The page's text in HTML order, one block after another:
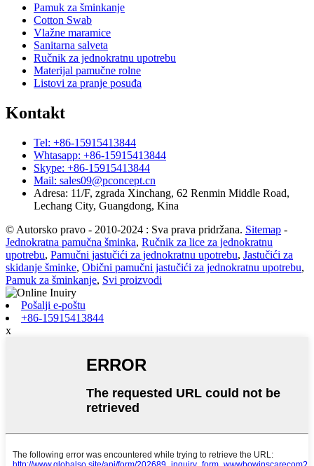
Pamuk za šminkanje
Cotton Swab
Vlažne maramice
Sanitarna salveta
Ručnik za jednokratnu upotrebu
Materijal pamučne rolne
Listovi za pranje posuđa
Kontakt
Tel: +86-15915413844
Whtasapp: +86-15915413844
Skype: +86-15915413844
Mail: sales09@pconcept.cn
Adresa: 11/F, zgrada Xinchang, 62 Renmin Middle Road,
Lechang City, Guangdong, Kina
© Autorsko pravo - 2010-2024 : Sva prava pridržana. Sitemap -
Jednokratna pamučna šminka, Ručnik za lice za jednokratnu
upotrebu, Pamučni jastučići za jednokratnu upotrebu, Jastučići za
skidanje šminke, Obični pamučni jastučići za jednokratnu upotrebu,
Pamuk za šminkanje, Svi proizvodi
Pošalji e-poštu
+86-15915413844
x